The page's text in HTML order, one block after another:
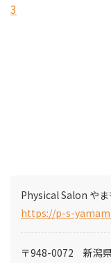
3
Physical Salon やま
https://p-s-
〒948-0072 新潟